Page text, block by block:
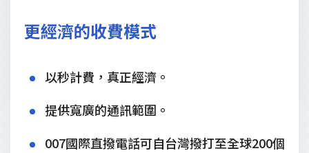
更經濟的收費模式
以秒計費，真正經濟。
提供寬廣的通訊範圍。
007國際直撥電話可自台灣撥打至全球200個